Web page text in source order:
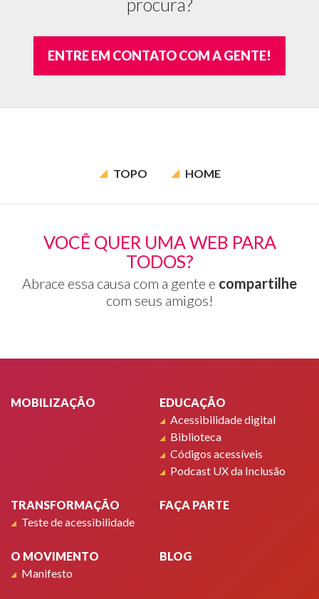
ENTRE EM CONTATO COM A GENTE!
TOPO HOME
VOCÊ QUER UMA WEB PARA
TODOS?
Abrace essa causa com a gente e compartilhe
com seus amigos!
MOBILIZAÇÃO
EDUCAÇÃO
Acessibilidade digital
Biblioteca
Códigos acessíveis
Podcast UX da Inclusão
TRANSFORMAÇÃO
Teste de acessibilidade
FAÇA PARTE
O MOVIMENTO
Manifesto
BLOG